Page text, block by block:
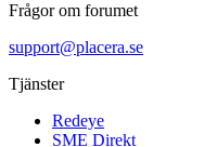
Frågor om forumet
support@placera.se
Tjänster
Redeye
SME Direkt